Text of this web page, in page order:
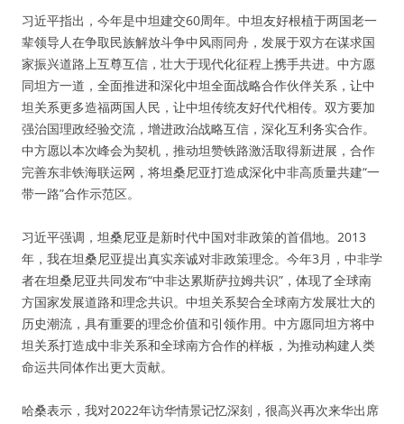
习近平指出，今年是中坦建交60周年。中坦友好根植于两国老一
辈领导人在争取民族解放斗争中风雨同舟，发展于双方在谋求国
家振兴道路上互尊互信，壮大于现代化征程上携手共进。中方愿
同坦方一道，全面推进和深化中坦全面战略合作伙伴关系，让中
坦关系更多造福两国人民，让中坦传统友好代代相传。双方要加
强治国理政经验交流，增进政治战略互信，深化互利务实合作。
中方愿以本次峰会为契机，推动坦赞铁路激活取得新进展，合作
完善东非铁海联运网，将坦桑尼亚打造成深化中非高质量共建“一
带一路”合作示范区。
习近平强调，坦桑尼亚是新时代中国对非政策的首倡地。2013
年，我在坦桑尼亚提出真实亲诚对非政策理念。今年3月，中非学
者在坦桑尼亚共同发布“中非达累斯萨拉姆共识”，体现了全球南
方国家发展道路和理念共识。中坦关系契合全球南方发展壮大的
历史潮流，具有重要的理念价值和引领作用。中方愿同坦方将中
坦关系打造成中非关系和全球南方合作的样板，为推动构建人类
命运共同体作出更大贡献。
哈桑表示，我对2022年访华情景记忆深刻，很高兴再次来华出席